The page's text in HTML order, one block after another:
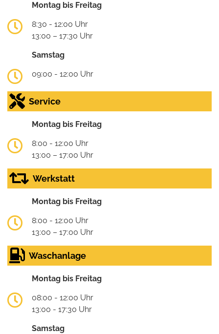
Montag bis Freitag
8:30 - 12:00 Uhr
13:00 – 17:30 Uhr
Samstag
09:00 - 12:00 Uhr
Service
Montag bis Freitag
8:00 - 12:00 Uhr
13:00 – 17:00 Uhr
Werkstatt
Montag bis Freitag
8:00 - 12:00 Uhr
13:00 – 17:00 Uhr
Waschanlage
Montag bis Freitag
08:00 - 12:00 Uhr
13:00 - 17:30 Uhr
Samstag